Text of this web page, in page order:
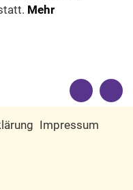
Mehr
Impressum